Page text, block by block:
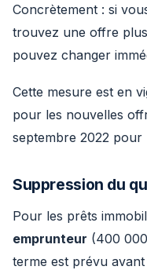
Concrètement : si
trouvez une offre
pouvez changer
Cette mesure est en
pour les nouvelles
septembre 2022
Suppression du
Pour les prêts
emprunteur (400
terme est prévu avant